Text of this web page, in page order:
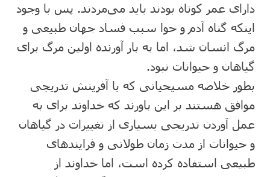
دارای عمر کوتاه بودند باید می‌مردند. پس با وجود
اینکه گناه آدم و حوا سبب فساد جهان طبیعی و
مرگ انسان شد، اما به بار آورنده اولین مرگ برای
گیاهان و حیوانات نبود.
بطور خلاصه مسیحیانی که با آفرینش تدریجی
موافق هستند بر این باورند که خداوند برای به
عمل آوردن تدریجی بسیاری از تغییرات در گیاهان
و حیوانات از مدت زمان طولانی و فرایندهای
طبیعی استفاده کرده است، اما خداوند از